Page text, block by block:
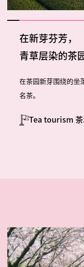
在新芽芬芳，
青草层染的茶
在茶园新芽围绕的坐
名茶。
Tea tourism